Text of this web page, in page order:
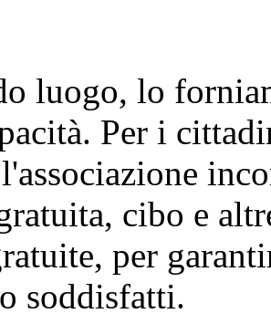
luogo, lo
Per i
cibo e
per
soddisfatti.